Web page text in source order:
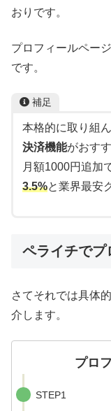
おりです。
プロフィールペー
です。
補足
本格的に取り組
決済機能がおす
月額1000円追加
3.5%と業界最安
ペライチでプ
さてそれでは具体
介します。
プロ
STEP1